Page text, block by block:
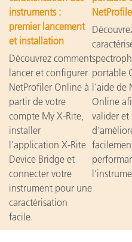
instruments :
premier lancement
et installation
Découvrez comment
lancer et configurer
NetProfiler Online à
partir de votre
compte My X-Rite,
installer
l’application X-Rite
Device Bridge et
connecter votre
instrument pour une
caractérisation
facile.
portable
l’aide
Online
valider et